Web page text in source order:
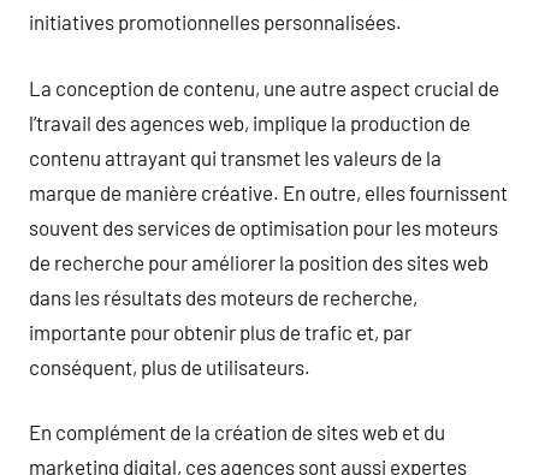
initiatives promotionnelles personnalisées.
La conception de contenu, une autre aspect crucial de
l’travail des agences web, implique la production de
contenu attrayant qui transmet les valeurs de la
marque de manière créative. En outre, elles fournissent
souvent des services de optimisation pour les moteurs
de recherche pour améliorer la position des sites web
dans les résultats des moteurs de recherche,
importante pour obtenir plus de trafic et, par
conséquent, plus de utilisateurs.
En complément de la création de sites web et du
marketing digital, ces agences sont aussi expertes